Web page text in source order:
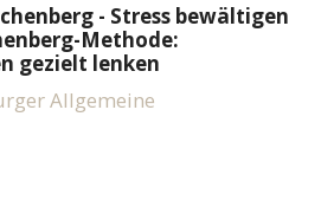
- Stress bewältigen
Methode:
gezielt lenken
Allgemeine